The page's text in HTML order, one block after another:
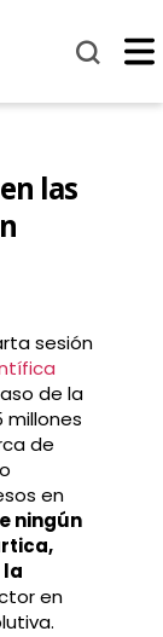
las
sesión
de la
millones
de
en
ningún
la
en